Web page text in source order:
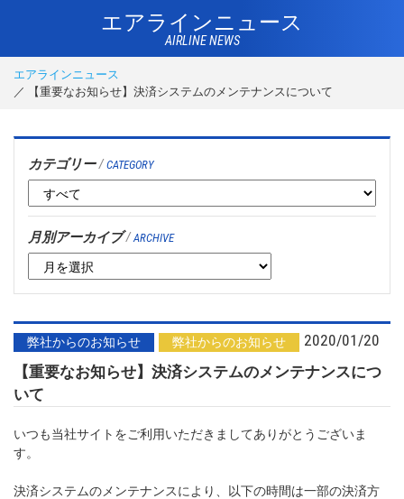
エアラインニュース
AIRLINE NEWS
エアラインニュース
【重要なお知らせ】決済システムのメンテナンスについて
カテゴリー/ CATEGORY
月別アーカイブ/ ARCHIVE
弊社からのお知らせ 弊社からのお知らせ
2020/01/20
【重要なお知らせ】決済システムのメンテナンスにつ
いて
いつも当社サイトをご利用いただきましてありがとうございま
す。
決済システムのメンテナンスにより、以下の時間は一部の決済方